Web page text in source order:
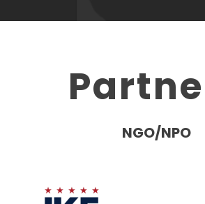
NGO/NPO